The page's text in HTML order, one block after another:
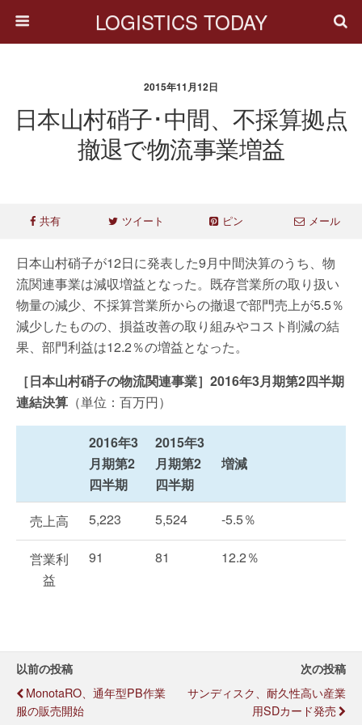
LOGISTICS TODAY
2015年11月12日
日本山村硝子･中間、不採算拠点
撤退で物流事業増益
共有 ツイート ピン メール
日本山村硝子が12日に発表した9月中間決算のうち、物
流関連事業は減収増益となった。既存営業所の取り扱い
物量の減少、不採算営業所からの撤退で部門売上が5.5％
減少したものの、損益改善の取り組みやコスト削減の結
果、部門利益は12.2％の増益となった。
［日本山村硝子の物流関連事業］2016年3月期第2四半期
連結決算 （単位：百万円）
2016年3
月期第2
四半期
2015年3
月期第2
四半期
増減
売上高 5,223 5,524 -5.5％
営業利
益
91 81 12.2％
以前の投稿
MonotaRO、通年型PB作業
服の販売開始
次の投稿
サンディスク、耐久性高い産業
用SDカード発売